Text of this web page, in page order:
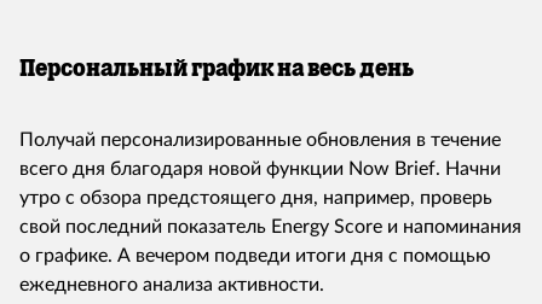
Персональный график на весь день
Получай персонализированные обновления в течение
всего дня благодаря новой функции Now Brief. Начни
утро с обзора предстоящего дня, например, проверь
свой последний показатель Energy Score и напоминания
о графике. А вечером подведи итоги дня с помощью
ежедневного анализа активности.